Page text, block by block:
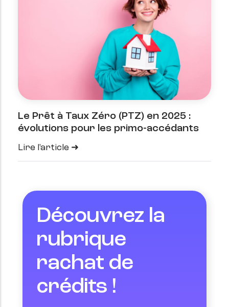
Le Prêt à Taux Zéro (PTZ) en 2025 :
évolutions pour les primo-accédants
Lire l'article
Découvrez la
rubrique
rachat de
crédits !